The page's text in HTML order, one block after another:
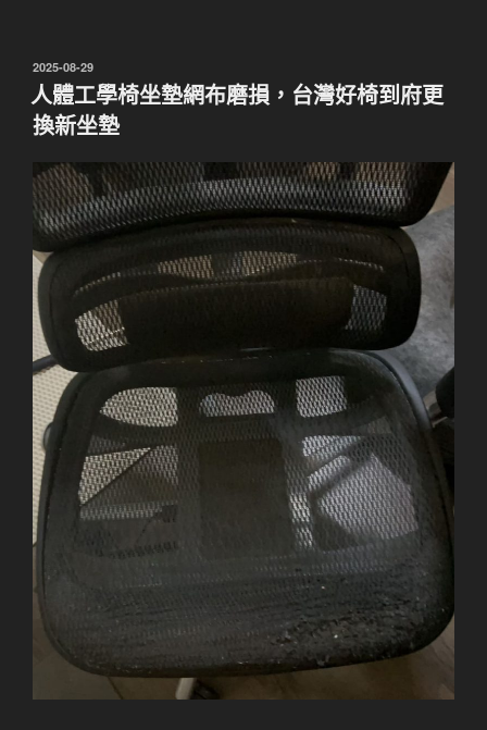
發
佈
於
2025-08-29
人體工學椅坐墊網布磨損，台灣好椅到府更
換新坐墊